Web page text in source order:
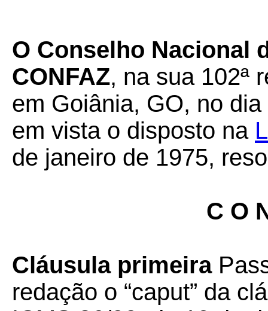
O Conselho Nacional
CONFAZ, na sua 102ª
em Goiânia, GO, no
em vista o disposto na
de janeiro de 1975,
C O
Cláusula primeira
redação o “caput” da